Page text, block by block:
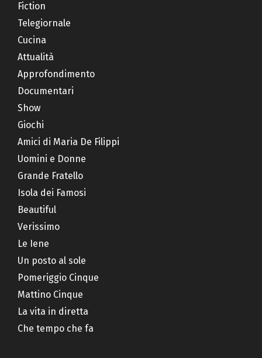
Fiction
Telegiornale
Cucina
Attualità
Approfondimento
Documentari
Show
Giochi
Amici di Maria De Filippi
Uomini e Donne
Grande Fratello
Isola dei Famosi
Beautiful
Verissimo
Le Iene
Un posto al sole
Pomeriggio Cinque
Mattino Cinque
La vita in diretta
Che tempo che fa